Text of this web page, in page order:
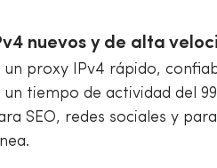
nuevos y de alta
proxy IPv4 rápido,
tiempo de actividad del
SEO, redes sociales y